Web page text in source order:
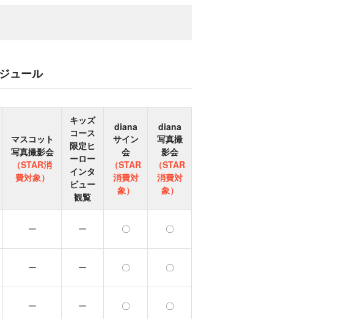
ュール
マスコット
写真撮影会
（STAR消
費対象）
キッズ
コース
限定ヒ
ーロー
インタ
ビュー
観覧
diana
サイン
会
（STAR
消費対
象）
diana
写真撮
影会
（STAR
消費対
象）
ー ー 〇 〇
ー ー 〇 〇
ー ー 〇 〇